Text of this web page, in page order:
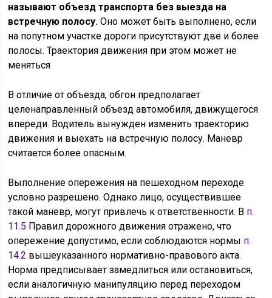
называют объезд транспорта без выезда на
встречную полосу. Оно может быть выполнено, если
на попутном участке дороги присутствуют две и более
полосы. Траектория движения при этом может не
меняться
В отличие от объезда, обгон предполагает
целенаправленный объезд автомобиля, движущегося
впереди. Водитель вынужден изменить траекторию
движения и выехать на встречную полосу. Маневр
считается более опасным.
Выполнение опережения на пешеходном переходе
условно разрешено. Однако лицо, осуществившее
такой маневр, могут привлечь к ответственности. В п.
11.5 Правил дорожного движения отражено, что
опережение допустимо, если соблюдаются нормы п.
14.2 вышеуказанного нормативно-правового акта.
Норма предписывает замедлиться или остановиться,
если аналогичную манипуляцию перед переходом